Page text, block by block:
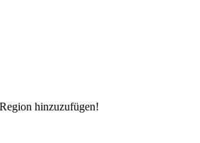
hinzuzufügen!